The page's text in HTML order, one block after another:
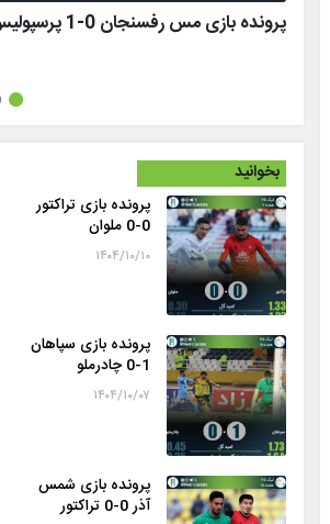
پرونده بازی مس رفسنجان 0-1 پرسپولیس
بخوانید
پرونده بازی تراکتور
0-0 ملوان
۱۴۰۴/۱۰/۱۰
پرونده بازی سپاهان
1-0 چادرملو
۱۴۰۴/۱۰/۰۷
پرونده بازی شمس
آذر 0-0 تراکتور